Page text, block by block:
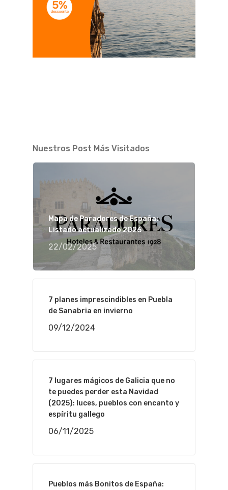
Nuestros Post Más Visitados
Mapa de Paradores de España:
Listado actualizado 2026
22/02/2025
7 planes imprescindibles en Puebla
de Sanabria en invierno
09/12/2024
7 lugares mágicos de Galicia que no
te puedes perder esta Navidad
(2025): luces, pueblos con encanto y
espíritu gallego
06/11/2025
Pueblos más Bonitos de España: